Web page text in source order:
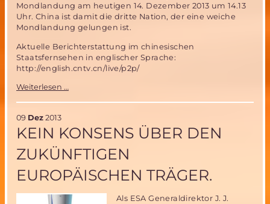
Mondlandung am heutigen 14. Dezember 2013 um 14.13
Uhr. China ist damit die dritte Nation, der eine weiche
Mondlandung gelungen ist.
Aktuelle Berichterstattung im chinesischen
Staatsfernsehen in englischer Sprache:
http://english.cntv.cn/live/p2p/
Weiterlesen …
09 Dez 2013
KEIN KONSENS ÜBER DEN
ZUKÜNFTIGEN
EUROPÄISCHEN TRÄGER.
Als ESA Generaldirektor J. J.